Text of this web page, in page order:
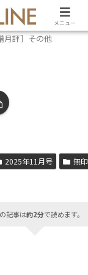
月評］その他
2025年11月号
無印
記事は約2分で読めます。
メニュー